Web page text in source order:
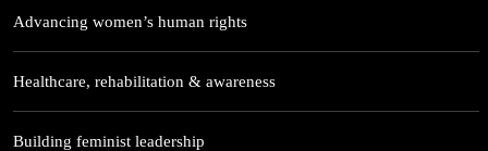
Advancing women’s human rights
Healthcare, rehabilitation & awareness
Building feminist leadership